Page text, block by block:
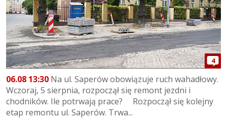
4
06.08 13:30 Na ul. Saperów obowiązuje ruch wahadłowy.
Wczoraj, 5 sierpnia, rozpoczął się remont jezdni i
chodników. Ile potrwają prace? Rozpoczął się kolejny
etap remontu ul. Saperów. Trwa...